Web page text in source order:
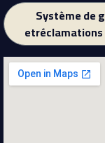
Système de
etréclamations